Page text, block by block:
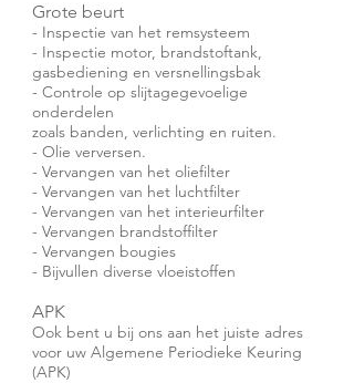
Grote beurt
- Inspectie van het remsysteem
- Inspectie motor, brandstoftank,
gasbediening en versnellingsbak
- Controle op slijtagegevoelige
onderdelen
zoals banden, verlichting en ruiten.
- Olie verversen.
- Vervangen van het oliefilter
- Vervangen van het luchtfilter
- Vervangen van het interieurfilter
- Vervangen brandstoffilter
- Vervangen bougies
- Bijvullen diverse vloeistoffen
APK
Ook bent u bij ons aan het juiste adres
voor uw Algemene Periodieke Keuring
(APK)